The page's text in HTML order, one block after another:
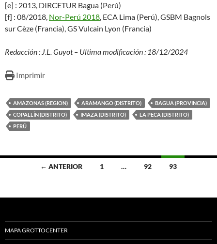
[e] : 2013, DIRCETUR Bagua (Perú)
[f] : 08/2018, Nor-Perú 2018, ECA Lima (Perú), GSBM Bagnols
sur Cèze (Francia), GS Vulcain Lyon (Francia)
Redacción : J.L. Guyot – Ultima modificación : 18/12/2024
Imprimir
AMAZONAS (REGION) ARAMANGO (DISTRITO)
BAGUA (PROVINCIA)
COPALLÍN (DISTRITO)
IMAZA (DISTRITO)
LA PECA (DISTRITO)
PERÚ
las
← ANTERIOR 1 … 92 93
MAPA GROTTOCENTER